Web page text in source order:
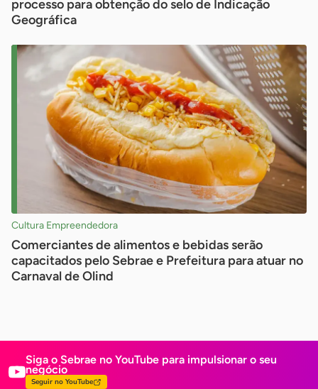
processo para obtenção do selo de Indicação
Geográfica
Cultura Empreendedora
Comerciantes de alimentos e bebidas serão
capacitados pelo Sebrae e Prefeitura para atuar no
Carnaval de Olind
Siga o Sebrae no YouTube para impulsionar o seu
negócio
Seguir no YouTube